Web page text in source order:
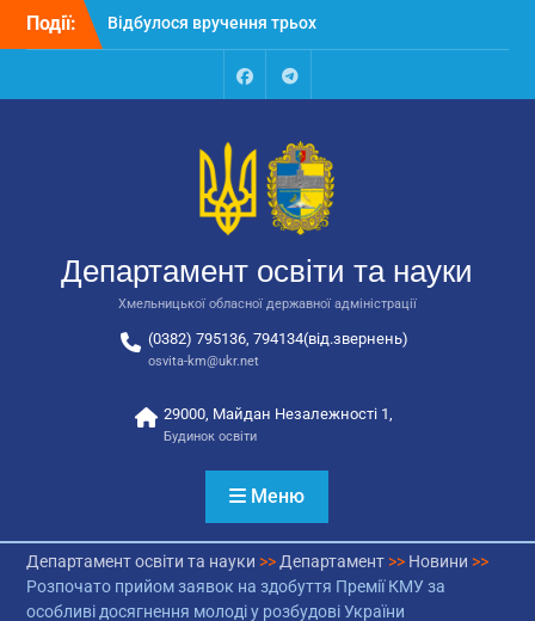
Перейти
Події:
Відбулося вручення трьох
автобусів для потреб
Відбулося засідання
освіти та науки обласної
державної адміністрації
Відбулась обласна
національно-патріотичне
виховання
FacebookTalegram
Департамент освіти та науки
Хмельницької обласної державної адміністрації
(0382) 795136, 794134(від.звернень)
osvita-km@ukr.net
29000, Майдан Незалежності 1,
Будинок освіти
Меню
Департамент освіти та науки >> Департамент>> Новини >>
Розпочато прийом заявок на здобуття Премії КМУ за
особливі досягнення молоді у розбудові України